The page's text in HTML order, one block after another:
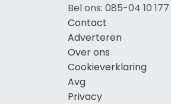
Bel ons: 085-04 10 177
Contact
Adverteren
Over ons
Cookieverklaring
Avg
Privacy